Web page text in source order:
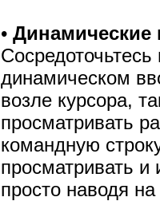
• Динамические
динамическом
возле курсора,
просматривать
командную
просматривать и
просто наводя